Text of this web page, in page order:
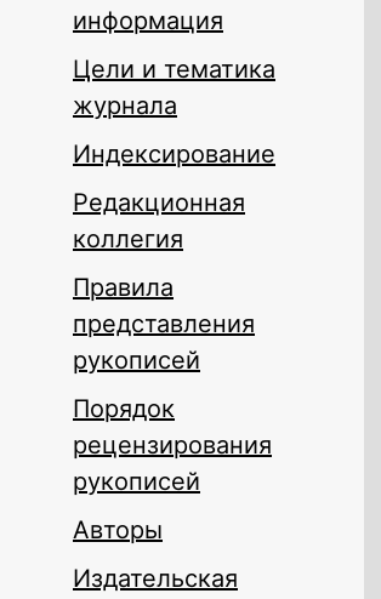
информация
Цели и тематика
журнала
Индексирование
Редакционная
коллегия
Правила
представления
рукописей
Порядок
рецензирования
рукописей
Авторы
Издательская